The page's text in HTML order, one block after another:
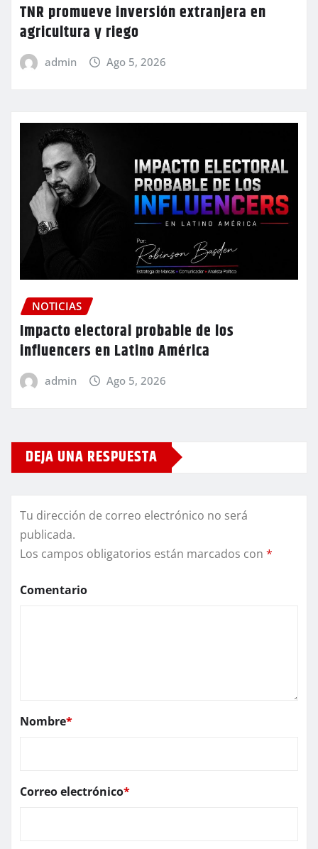
TNR promueve inversión extranjera en
agricultura y riego
admin Ago 5, 2026
NOTICIAS
Impacto electoral probable de los
influencers en Latino América
admin Ago 5, 2026
DEJA UNA RESPUESTA
Tu dirección de correo electrónico no será
publicada.
Los campos obligatorios están marcados con *
Comentario
Nombre*
Correo electrónico*